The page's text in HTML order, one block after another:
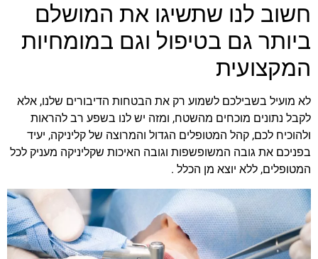
חשוב לנו שתשיגו את המושלם
ביותר גם בטיפול וגם במומחיות
המקצועית
לא מועיל בשבילכם לשמוע רק את הבטחות הדיבורים שלנו, אלא
לקבל נתונים מוכחים מהשטח, ומזה יש לנו בשפע רב להראות
ולהוכיח לכם, קהל המטופלים הגדול והמרוצה של קליניקה, יעיד
בפניכם את גובה המשופשפות וגובה האיכות שקליניקה מעניק לכל
המטופלים, ללא יוצא מן הכלל .